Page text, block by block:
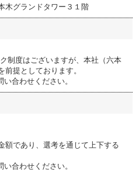
木グランドタワー３１階
制度はございますが、本社（六本
提としております。
合わせください。
であり、選考を通じて上下する
合わせください。